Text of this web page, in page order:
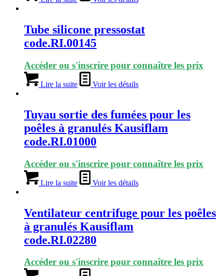
Tube silicone pressostat
code.RI.00145
Accéder ou s'inscrire pour connaître les prix
Lire la suite Voir les détails
Tuyau sortie des fumées pour les
poêles à granulés Kausiflam
code.RI.01000
Accéder ou s'inscrire pour connaître les prix
Lire la suite Voir les détails
Ventilateur centrifuge pour les poêles
à granulés Kausiflam
code.RI.02280
Accéder ou s'inscrire pour connaître les prix